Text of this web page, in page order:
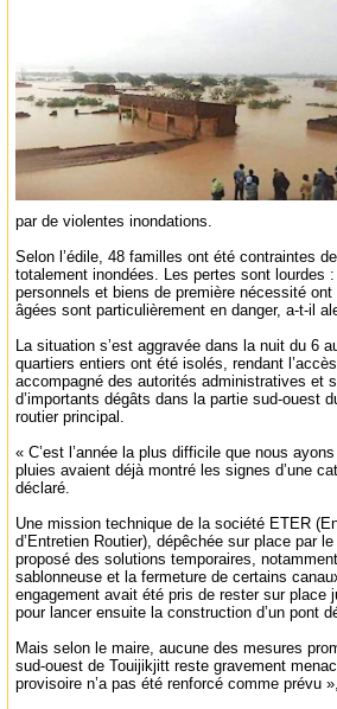
par de violentes inondations.
Selon l’édile, 48 familles ont été contraintes
totalement inondées. Les pertes sont lourdes
personnels et biens de première nécessité
âgées sont particulièrement en danger, a-t-il
La situation s’est aggravée dans la nuit du 6
quartiers entiers ont été isolés, rendant
accompagné des autorités administratives et
d’importants dégâts dans la partie sud-ouest
routier principal.
« C’est l’année la plus difficile que nous
pluies avaient déjà montré les signes d’une
déclaré.
Une mission technique de la société ETER
d’Entretien Routier), dépêchée sur place par
proposé des solutions temporaires,
sablonneuse et la fermeture de certains
engagement avait été pris de rester sur place
pour lancer ensuite la construction d’un pont
Mais selon le maire, aucune des mesures
sud-ouest de Touijikjitt reste gravement
provisoire n’a pas été renforcé comme prévu